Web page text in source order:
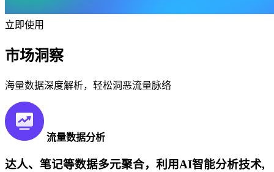
立即使用
市场洞察
海量数据深度解析，轻松洞恶流量脉络
流量数据分析
达人、笔记等数据多元聚合，利用AI智能分析技术,